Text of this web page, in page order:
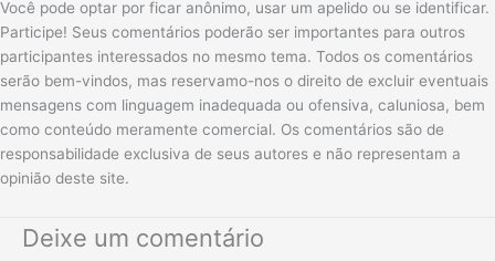
Você pode optar por ficar anônimo, usar um apelido ou se identificar.
Participe! Seus comentários poderão ser importantes para outros
participantes interessados no mesmo tema. Todos os comentários
serão bem-vindos, mas reservamo-nos o direito de excluir eventuais
mensagens com linguagem inadequada ou ofensiva, caluniosa, bem
como conteúdo meramente comercial. Os comentários são de
responsabilidade exclusiva de seus autores e não representam a
opinião deste site.
Deixe um comentário